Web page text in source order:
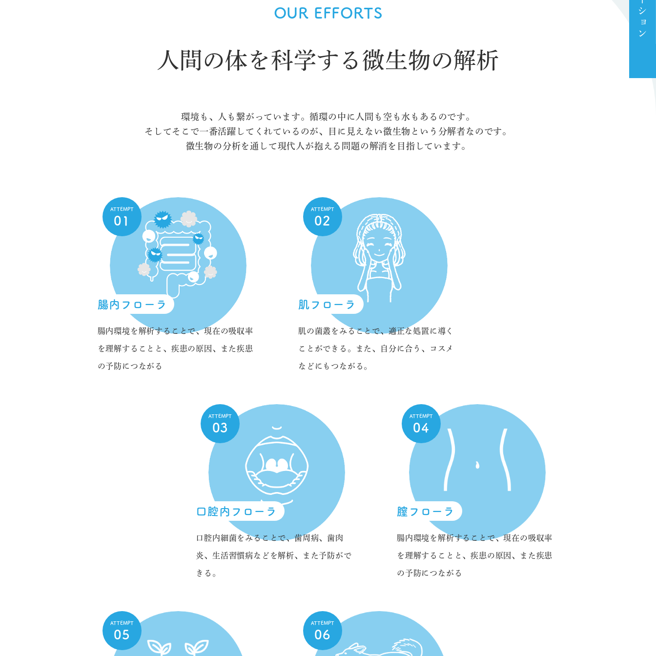
OUR EFFORTS
人間の体を科学する 微生物の解析
環境も、人も繋がっています。循環の中に人間も空も水もあるのです。
そしてそこで一番活躍してくれているのが、目に見えない微生物という分解者なのです。
微生物の分析を通して現代人が抱える問題の解消を目指しています。
ATTEMPT
01
腸内フローラ
腸内環境を解析することで、現在の吸収率
を理解することと、疾患の原因、また疾患
の予防につながる
ATTEMPT
02
肌フローラ
肌の菌叢をみることで、適正な処置に導く
ことができる。また、自分に合う、コスメ
などにもつながる。
ATTEMPT
03
口腔内フローラ
口腔内細菌をみることで、歯周病、歯肉
炎、生活習慣病などを解析、また予防がで
きる。
ATTEMPT
04
膣フローラ
腸内環境を解析することで、現在の吸収率
を理解することと、疾患の原因、また疾患
の予防につながる
ATTEMPT
05
ATTEMPT
06